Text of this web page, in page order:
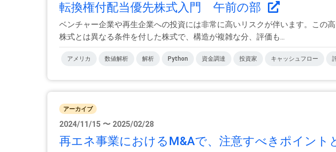
転換権付配当優先株式入門 午前の部
ベンチャー企業や再生企業への投資には非常に高いリスクが伴います。この
株式とは異なる条件を付した株式で、構造が複雑な分、評価も...
アメリカ 数値解析 解析 Python 資金調達 投資家 キャッシュフロー
アーカイブ
2024/11/15 〜 2025/02/28
再エネ事業におけるM&Aで、注意すべきポイント